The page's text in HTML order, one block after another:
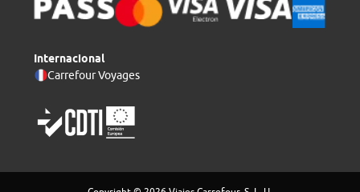
Internacional
Carrefour Voyages